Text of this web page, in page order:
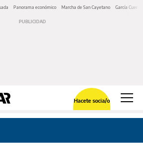
Panorama económico Marcha de San Cayetano García Cuerva
Hacete socia/o